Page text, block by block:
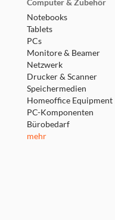
Computer & Zubehör
Notebooks
Tablets
PCs
Monitore & Beamer
Netzwerk
Drucker & Scanner
Speichermedien
Homeoffice Equipment
PC-Komponenten
Bürobedarf
mehr